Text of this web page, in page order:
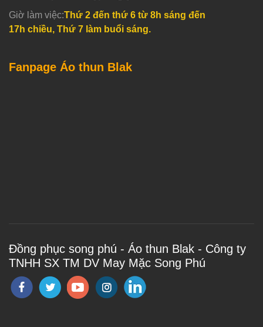
Giờ làm việc:Thứ 2 đến thứ 6 từ 8h sáng đến
17h chiều, Thứ 7 làm buổi sáng.
Fanpage Áo thun Blak
Đồng phục song phú - Áo thun Blak - Công ty
TNHH SX TM DV May Mặc Song Phú